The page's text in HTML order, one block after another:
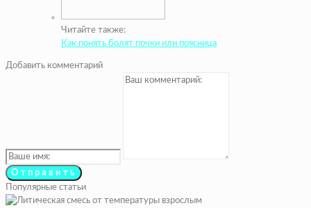
Читайте также:
Как понять болят почки или поясница
Добавить комментарий
Популярные статьи